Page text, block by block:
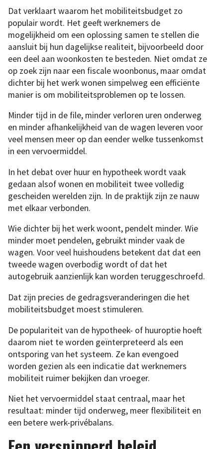
Dat verklaart waarom het mobiliteitsbudget zo
populair wordt. Het geeft werknemers de
mogelijkheid om een oplossing samen te stellen die
aansluit bij hun dagelijkse realiteit, bijvoorbeeld door
een deel aan woonkosten te besteden. Niet omdat ze
op zoek zijn naar een fiscale woonbonus, maar omdat
dichter bij het werk wonen simpelweg een efficiënte
manier is om mobiliteitsproblemen op te lossen.
Minder tijd in de file, minder verloren uren onderweg
en minder afhankelijkheid van de wagen leveren voor
veel mensen meer op dan eender welke tussenkomst
in een vervoermiddel.
In het debat over huur en hypotheek wordt vaak
gedaan alsof wonen en mobiliteit twee volledig
gescheiden werelden zijn. In de praktijk zijn ze nauw
met elkaar verbonden.
Wie dichter bij het werk woont, pendelt minder. Wie
minder moet pendelen, gebruikt minder vaak de
wagen. Voor veel huishoudens betekent dat dat een
tweede wagen overbodig wordt of dat het
autogebruik aanzienlijk kan worden teruggeschroefd.
Dat zijn precies de gedragsveranderingen die het
mobiliteitsbudget moest stimuleren.
De populariteit van de hypotheek- of huuroptie hoeft
daarom niet te worden geïnterpreteerd als een
ontsporing van het systeem. Ze kan evengoed
worden gezien als een indicatie dat werknemers
mobiliteit ruimer bekijken dan vroeger.
Niet het vervoermiddel staat centraal, maar het
resultaat: minder tijd onderweg, meer flexibiliteit en
een betere werk-privébalans.